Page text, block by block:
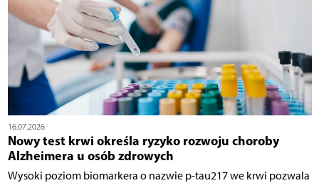
16.07.2026
Nowy test krwi określa ryzyko rozwoju choroby
Alzheimera u osób zdrowych
Wysoki poziom biomarkera o nazwie p-tau217 we krwi pozwala